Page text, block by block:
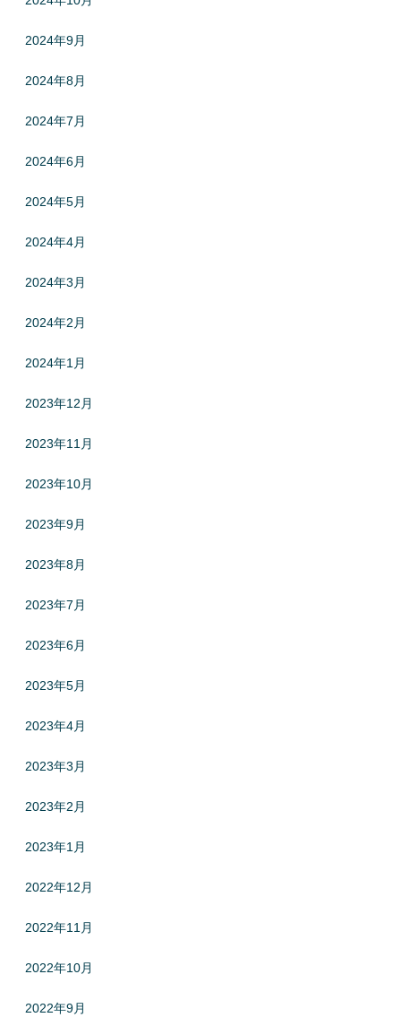
2024年9月
2024年8月
2024年7月
2024年6月
2024年5月
2024年4月
2024年3月
2024年2月
2024年1月
2023年12月
2023年11月
2023年10月
2023年9月
2023年8月
2023年7月
2023年6月
2023年5月
2023年4月
2023年3月
2023年2月
2023年1月
2022年12月
2022年11月
2022年10月
2022年9月